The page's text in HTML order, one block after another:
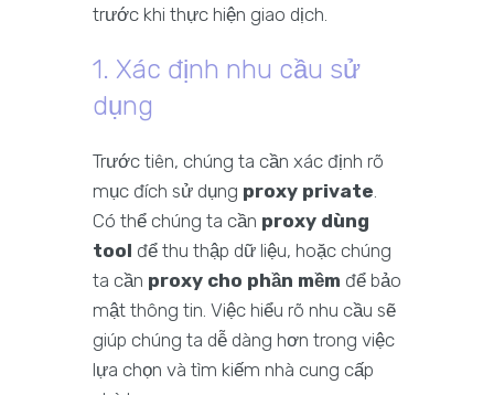
trước khi thực hiện giao dịch.
1. Xác định nhu cầu sử
dụng
Trước tiên, chúng ta cần xác định rõ
mục đích sử dụng proxy private.
Có thể chúng ta cần proxy dùng
tool để thu thập dữ liệu, hoặc chúng
ta cần proxy cho phần mềm để bảo
mật thông tin. Việc hiểu rõ nhu cầu sẽ
giúp chúng ta dễ dàng hơn trong việc
lựa chọn và tìm kiếm nhà cung cấp